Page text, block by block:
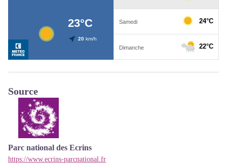
Source
Parc national des Ecrins
https://www.ecrins-parcnational.fr